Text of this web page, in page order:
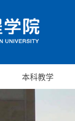
本科教学